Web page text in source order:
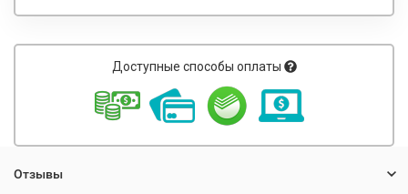
Доступные способы оплаты
Отзывы